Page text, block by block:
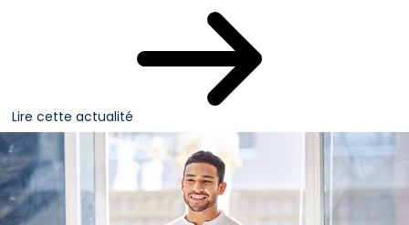
Lire cette actualité